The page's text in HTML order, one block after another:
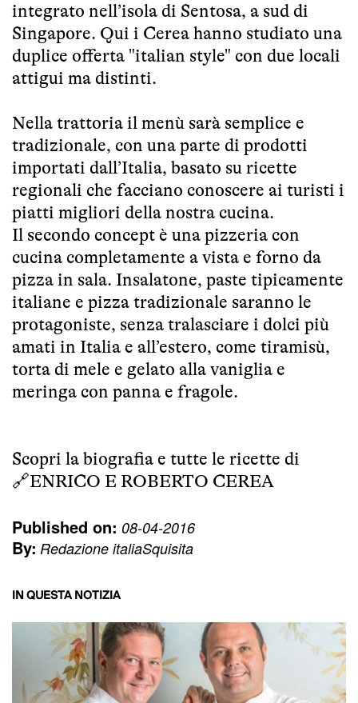
integrato nell’isola di Sentosa, a sud di
Singapore. Qui i Cerea hanno studiato una
duplice offerta "italian style" con due locali
attigui ma distinti.
Nella trattoria il menù sarà semplice e
tradizionale, con una parte di prodotti
importati dall’Italia, basato su ricette
regionali che facciano conoscere ai turisti i
piatti migliori della nostra cucina.
Il secondo concept è una pizzeria con
cucina completamente a vista e forno da
pizza in sala. Insalatone, paste tipicamente
italiane e pizza tradizionale saranno le
protagoniste, senza tralasciare i dolci più
amati in Italia e all’estero, come tiramisù,
torta di mele e gelato alla vaniglia e
meringa con panna e fragole.
Scopri la biografia e tutte le ricette di
🔗ENRICO E ROBERTO CEREA
Published on: 08-04-2016
By: Redazione italiaSquisita
IN QUESTA NOTIZIA